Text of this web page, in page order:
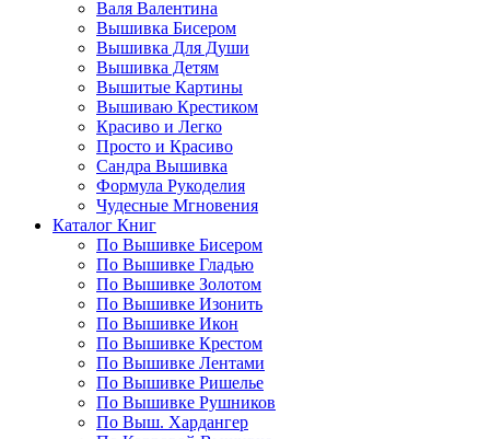
Валя Валентина
Вышивка Бисером
Вышивка Для Души
Вышивка Детям
Вышитые Картины
Вышиваю Крестиком
Красиво и Легко
Просто и Красиво
Сандра Вышивка
Формула Рукоделия
Чудесные Мгновения
Каталог Книг
По Вышивке Бисером
По Вышивке Гладью
По Вышивке Золотом
По Вышивке Изонить
По Вышивке Икон
По Вышивке Крестом
По Вышивке Лентами
По Вышивке Ришелье
По Вышивке Рушников
По Выш. Хардангер